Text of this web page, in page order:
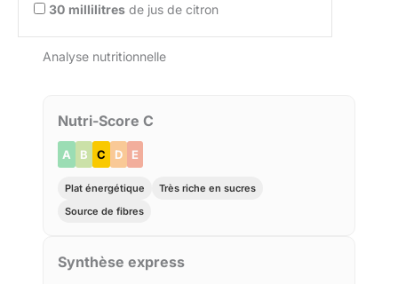
30 millilitres de jus de citron
Analyse nutritionnelle
Nutri-Score C
A B C D E
Plat énergétique
Très riche en sucres
Source de fibres
Synthèse express